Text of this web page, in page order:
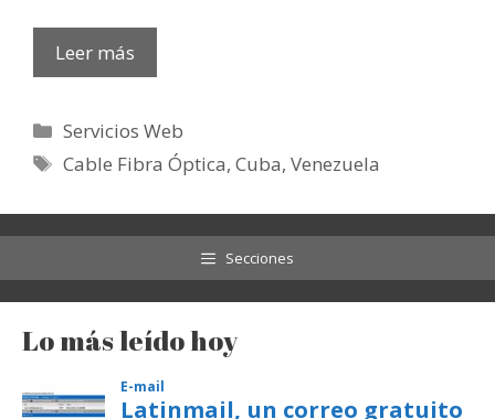
Leer más
Categorías
Servicios Web
Etiquetas
Cable Fibra Óptica,Cuba,Venezuela
Secciones
Lo más leído hoy